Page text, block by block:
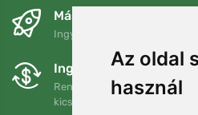
Az oldal
használ
Másnapra és
Ingyenes szállítás a
Ingyenes csere és
Rendelését 90 napon belül
kicserélheti.